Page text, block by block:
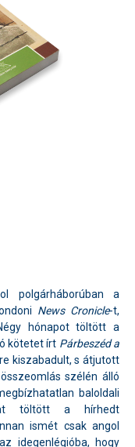
polgárháborúban a
News Cronicle-t,
hónapot töltött a
kötetet írt Párbeszéd a
kiszabadult, s átjutott
szélén álló
baloldali
töltött a hírhedt
ismét csak angol
idegenlégióba, hogy